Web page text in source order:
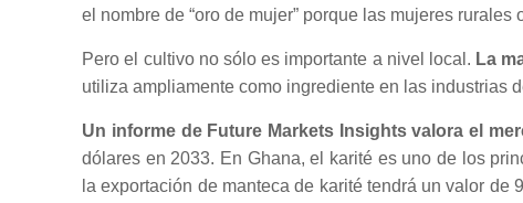
el nombre de “oro de mujer” porque las mujeres
Pero el cultivo no sólo es importante a nivel local. La
utiliza ampliamente como ingrediente en las industrias
Un informe de Future Markets Insights valora el
dólares en 2033. En Ghana, el karité es uno de los
la exportación de manteca de karité tendrá un valor